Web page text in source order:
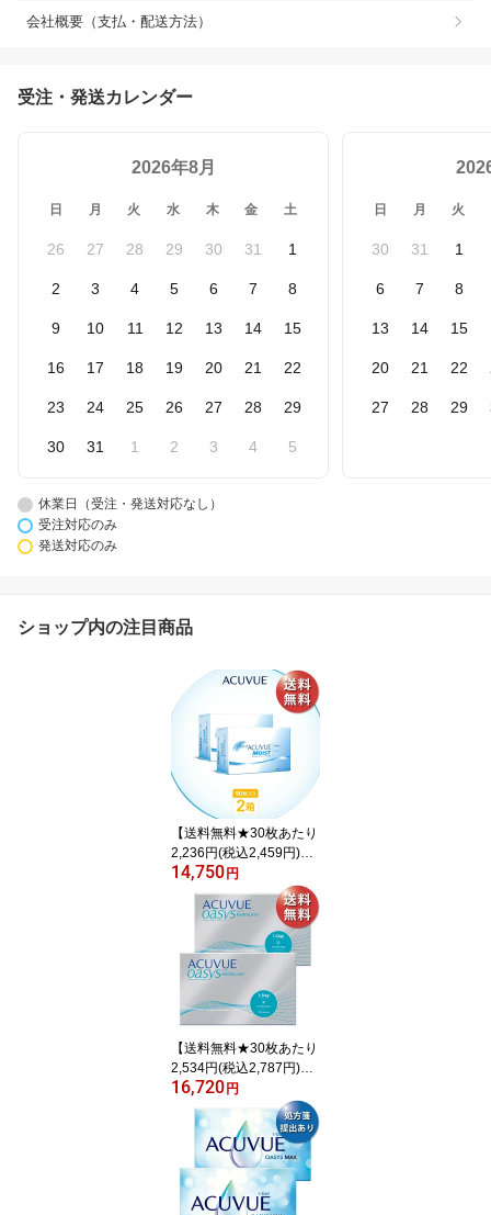
会社概要（支払・配送方法）
受注・発送カレンダー
2026年8月
日 月 火 水 木 金 土
26 27 28 29 30 31 1
2 3 4 5 6 7 8
9 10 11 12 13 14 15
16 17 18 19 20 21 22
23 24 25 26 27 28 29
30 31 1 2 3 4 5
日 月 火
30 31 1
6 7 8
13 14 15
20 21 22
27 28 29
休業日（受注・発送対応なし）
受注対応のみ
発送対応のみ
ショップ内の注目商品
【送料無料★30枚あたり
2,236円(税込2,459円)】
ワンデーアキュビューモ
イスト 90枚パック 2箱セ
ット(30枚入 x6箱) 両眼3
ヶ月分(ジョンソン・エン
ド・ジョンソン/1DAY/1
日使い捨てコンタクトレ
14,750円
【送料無料★30枚あたり
2,534円(税込2,787円)】
ワンデーアキュビューオ
アシス 90枚パック 2箱セ
ット(30枚入x6箱) 両眼3
ヶ月分(ジョンソン・エン
ド・ジョンソン 1DAY 1
日使い捨てコンタクトレ
ンズ)
16,720円